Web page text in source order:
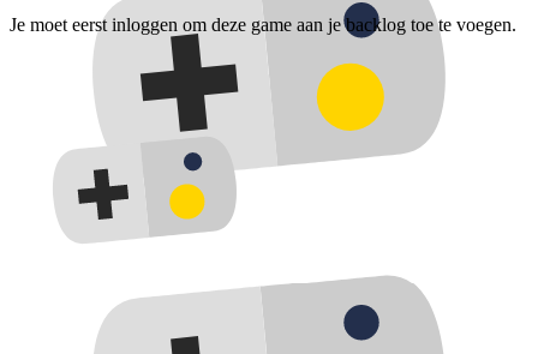
Je moet eerst inloggen om deze game aan je backlog toe te voegen.